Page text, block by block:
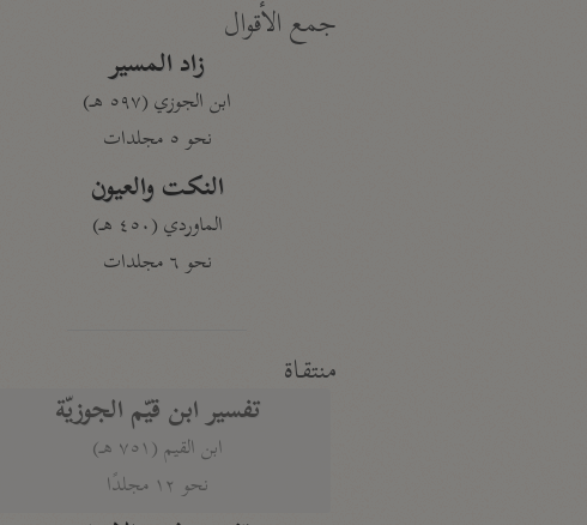
جمع الأقوال
زاد المسير
ابن الجوزي (٥٩٧ هـ)
نحو ٥ مجلدات
النكت والعيون
الماوردي (٤٥٠ هـ)
نحو ٦ مجلدات
منتقاة
تفسير ابن قيّم الجوزيّة
ابن القيم (٧٥١ هـ)
نحو ١٢ مجلدًا